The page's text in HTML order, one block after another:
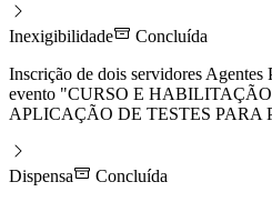
Inexigibilidade
Concluída
Inscrição de dois servidores
evento "CURSO E
APLICAÇÃO DE TESTES PARA
Dispensa
Concluída